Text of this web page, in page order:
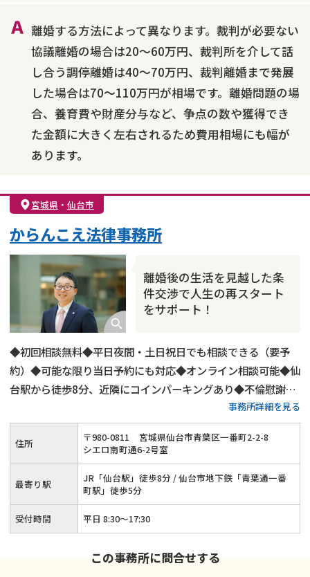
離婚する方法によって異なります。裁判が必要ない
協議離婚の場合は20～60万円、裁判所を介して話
し合う調停離婚は40～70万円、裁判離婚まで発展
した場合は70～110万円が相場です。離婚問題の場
合、養育費や財産分与など、争点の数や獲得でき
た金額に大きく左右されるため費用相場にも幅が
あります。
宮城県 ・ 仙台市
離婚後の生活を見越した条
件交渉で人生の再スタート
をサポート！
からんこえ法律事務所
◆初回相談無料◆平日夜間・土日祝日でも相談できる（要予
約）◆可能な限り当日予約にも対応◆オンライン相談可能◆仙
台駅から徒歩8分、近隣にコインパーキングあり◆不倫慰謝料
事務所詳細を見る
住所 〒980-0811
宮城県仙台市青葉区一番町2-2-8
シエロ南町通6-2号室
最寄り駅
JR「仙台駅」徒歩8分 / 仙台市地下鉄「青葉通一番
町駅」徒歩5分
受付時間 平日 8:30〜17:30
この事務所に問合せする